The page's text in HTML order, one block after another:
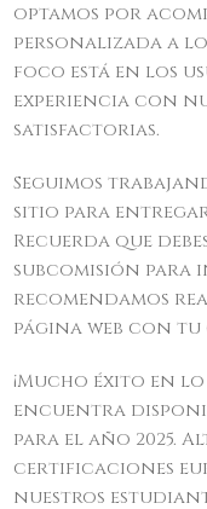
optamos por
personalizada a
foco está en los
experiencia con
satisfactorias.
Seguimos
sitio para
Recuerda que
subcomisión para
recomendamos
página web con
¡Mucho éxito en
encuentra
para el año 2025.
certificaciones
nuestros